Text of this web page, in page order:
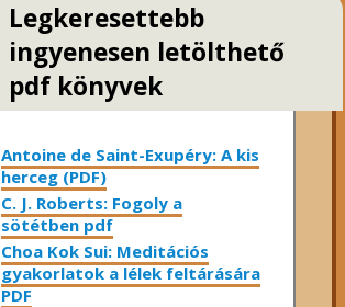
Legkeresettebb
ingyenesen letölthető
pdf könyvek
Antoine de Saint-Exupéry: A kis
herceg (PDF)
C. J. Roberts: Fogoly a
sötétben pdf
Choa Kok Sui: Meditációs
gyakorlatok a lélek feltárására
PDF